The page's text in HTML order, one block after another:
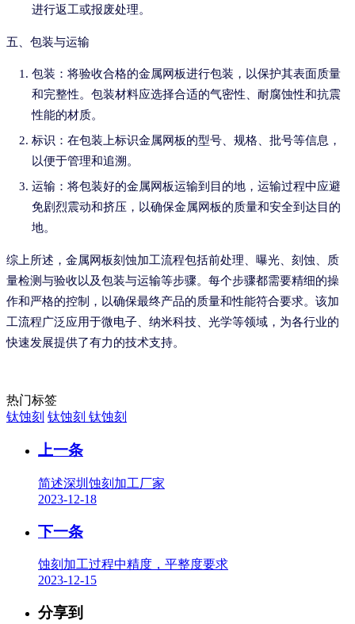
进行返工或报废处理。
五、包装与运输
包装：将验收合格的金属网板进行包装，以保护其表面质量
和完整性。包装材料应选择合适的气密性、耐腐蚀性和抗震
性能的材质。
标识：在包装上标识金属网板的型号、规格、批号等信息，
以便于管理和追溯。
运输：将包装好的金属网板运输到目的地，运输过程中应避
免剧烈震动和挤压，以确保金属网板的质量和安全到达目的
地。
综上所述，金属网板刻蚀加工流程包括前处理、曝光、刻蚀、质
量检测与验收以及包装与运输等步骤。每个步骤都需要精细的操
作和严格的控制，以确保最终产品的质量和性能符合要求。该加
工流程广泛应用于微电子、纳米科技、光学等领域，为各行业的
快速发展提供了有力的技术支持。
热门标签
钛蚀刻 钛蚀刻 钛蚀刻
上一条
简述深圳蚀刻加工厂家
2023-12-18
下一条
蚀刻加工过程中精度，平整度要求
2023-12-15
分享到